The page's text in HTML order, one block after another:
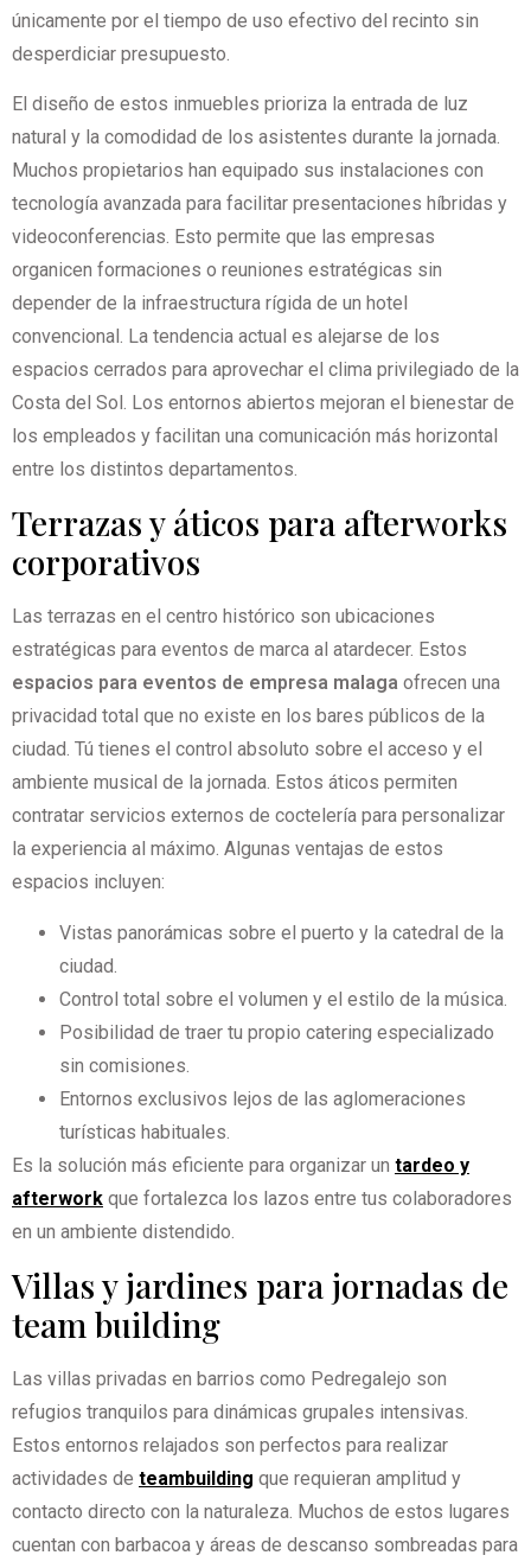
únicamente por el tiempo de uso efectivo del recinto sin
desperdiciar presupuesto.
El diseño de estos inmuebles prioriza la entrada de luz
natural y la comodidad de los asistentes durante la jornada.
Muchos propietarios han equipado sus instalaciones con
tecnología avanzada para facilitar presentaciones híbridas y
videoconferencias. Esto permite que las empresas
organicen formaciones o reuniones estratégicas sin
depender de la infraestructura rígida de un hotel
convencional. La tendencia actual es alejarse de los
espacios cerrados para aprovechar el clima privilegiado de la
Costa del Sol. Los entornos abiertos mejoran el bienestar de
los empleados y facilitan una comunicación más horizontal
entre los distintos departamentos.
Terrazas y áticos para afterworks
corporativos
Las terrazas en el centro histórico son ubicaciones
estratégicas para eventos de marca al atardecer. Estos
espacios para eventos de empresa malaga ofrecen una
privacidad total que no existe en los bares públicos de la
ciudad. Tú tienes el control absoluto sobre el acceso y el
ambiente musical de la jornada. Estos áticos permiten
contratar servicios externos de coctelería para personalizar
la experiencia al máximo. Algunas ventajas de estos
espacios incluyen:
Vistas panorámicas sobre el puerto y la catedral de la
ciudad.
Control total sobre el volumen y el estilo de la música.
Posibilidad de traer tu propio catering especializado
sin comisiones.
Entornos exclusivos lejos de las aglomeraciones
turísticas habituales.
Es la solución más eficiente para organizar un tardeo y
afterwork que fortalezca los lazos entre tus colaboradores
en un ambiente distendido.
Villas y jardines para jornadas de
team building
Las villas privadas en barrios como Pedregalejo son
refugios tranquilos para dinámicas grupales intensivas.
Estos entornos relajados son perfectos para realizar
actividades de teambuilding que requieran amplitud y
contacto directo con la naturaleza. Muchos de estos lugares
cuentan con barbacoa y áreas de descanso sombreadas para